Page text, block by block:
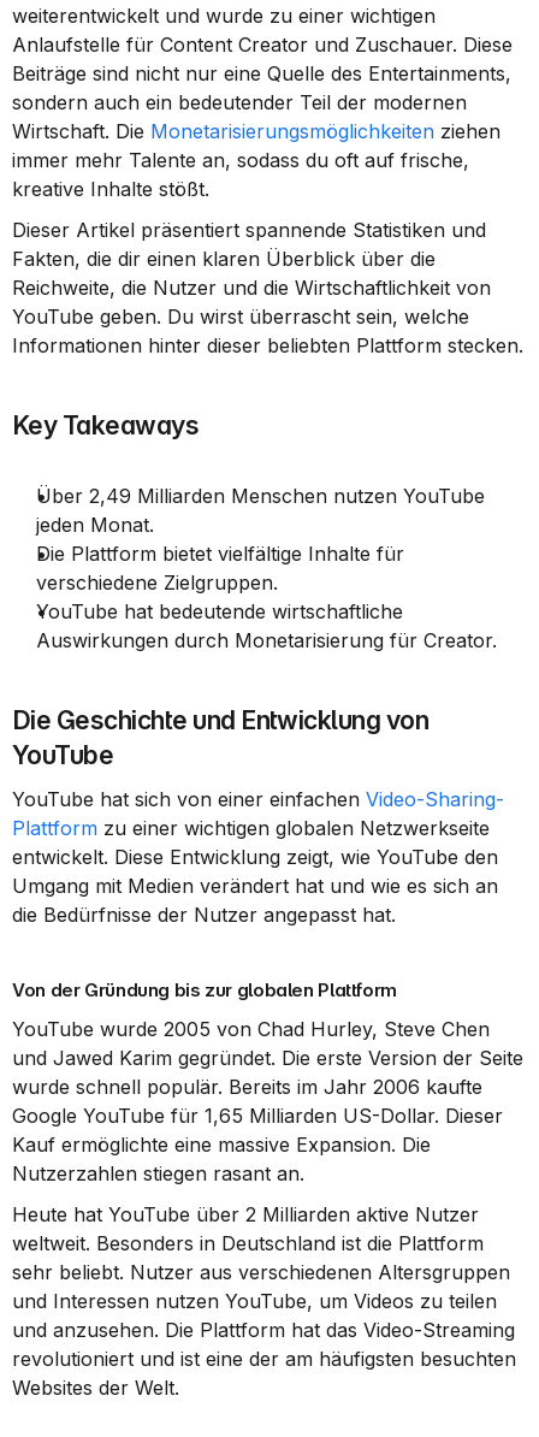
weiterentwickelt und wurde zu einer wichtigen
Anlaufstelle für Content Creator und Zuschauer. Diese
Beiträge sind nicht nur eine Quelle des Entertainments,
sondern auch ein bedeutender Teil der modernen
Wirtschaft. Die Monetarisierungsmöglichkeiten ziehen
immer mehr Talente an, sodass du oft auf frische,
kreative Inhalte stößt.
Dieser Artikel präsentiert spannende Statistiken und
Fakten, die dir einen klaren Überblick über die
Reichweite, die Nutzer und die Wirtschaftlichkeit von
YouTube geben. Du wirst überrascht sein, welche
Informationen hinter dieser beliebten Plattform stecken.
Key Takeaways
Über 2,49 Milliarden Menschen nutzen YouTube
jeden Monat.
Die Plattform bietet vielfältige Inhalte für
verschiedene Zielgruppen.
YouTube hat bedeutende wirtschaftliche
Auswirkungen durch Monetarisierung für Creator.
Die Geschichte und Entwicklung von
YouTube
YouTube hat sich von einer einfachen Video-Sharing-
Plattform zu einer wichtigen globalen Netzwerkseite
entwickelt. Diese Entwicklung zeigt, wie YouTube den
Umgang mit Medien verändert hat und wie es sich an
die Bedürfnisse der Nutzer angepasst hat.
Von der Gründung bis zur globalen Plattform
YouTube wurde 2005 von Chad Hurley, Steve Chen
und Jawed Karim gegründet. Die erste Version der Seite
wurde schnell populär. Bereits im Jahr 2006 kaufte
Google YouTube für 1,65 Milliarden US-Dollar. Dieser
Kauf ermöglichte eine massive Expansion. Die
Nutzerzahlen stiegen rasant an.
Heute hat YouTube über 2 Milliarden aktive Nutzer
weltweit. Besonders in Deutschland ist die Plattform
sehr beliebt. Nutzer aus verschiedenen Altersgruppen
und Interessen nutzen YouTube, um Videos zu teilen
und anzusehen. Die Plattform hat das Video-Streaming
revolutioniert und ist eine der am häufigsten besuchten
Websites der Welt.